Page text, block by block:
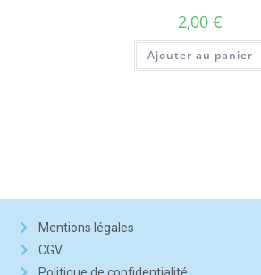
2,00 €
Ajouter au panier
Mentions légales
CGV
Politique de confidentialité